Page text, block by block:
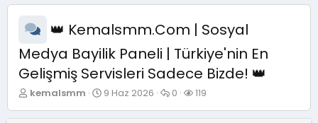
👑 Kemalsmm.Com | Sosyal
Medya Bayilik Paneli | Türkiye'nin En
Gelişmiş Servisleri Sadece Bizde! 👑
K
kemalsmm
B
9 Haz 2026
C
0
G
119